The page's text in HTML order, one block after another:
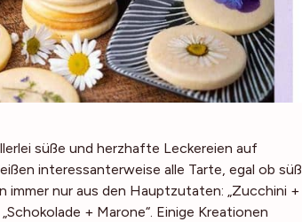
süße und herzhafte Leckereien auf
interessanterweise alle Tarte, egal ob süß
immer nur aus den Hauptzutaten: „Zucchini +
+ Marone“. Einige Kreationen